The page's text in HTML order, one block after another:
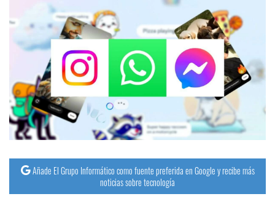
Plataformas
streaming
Operadores
Trucos
y
Tutoriales
Ciberseguridad
Añade El Grupo Informático como fuente preferida en Google y recibe más
noticias sobre tecnología